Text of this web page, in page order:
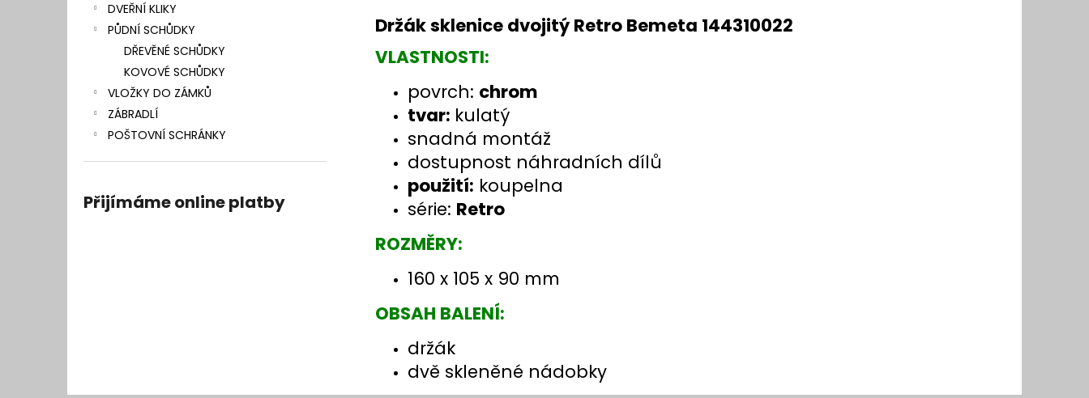
DVEŘNÍ KLIKY
PŮDNÍ SCHŮDKY
DŘEVĚNÉ SCHŮDKY
KOVOVÉ SCHŮDKY
VLOŽKY DO ZÁMKŮ
ZÁBRADLÍ
POŠTOVNÍ SCHRÁNKY
Přijímáme online platby
Držák sklenice dvojitý Retro Bemeta 144310022
VLASTNOSTI:
povrch: chrom
tvar: kulatý
snadná montáž
dostupnost náhradních dílů
použití: koupelna
série: Retro
ROZMĚRY:
160 x 105 x 90 mm
OBSAH BALENÍ:
držák
dvě skleněné nádobky